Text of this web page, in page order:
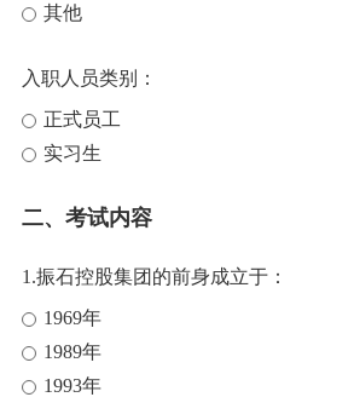
其他
入职人员类别：
正式员工
实习生
二、考试内容
1.振石控股集团的前身成立于：
1969年
1989年
1993年